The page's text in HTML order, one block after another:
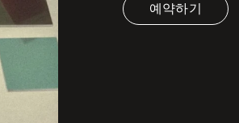
예약하기
Link